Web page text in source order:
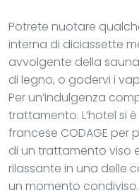
Potrete nuotare
interna di diciassette
avvolgente della
di legno, o godervi i
Per un’indulgenza
trattamento. L’hotel si
francese CODAGE per
di un trattamento viso
rilassante in una delle
un momento condiviso.